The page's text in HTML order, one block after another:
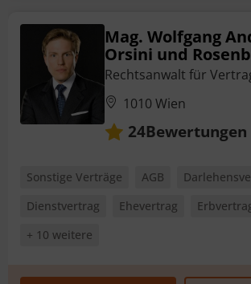
Mag. Wolfgang
Orsini und
Rechtsanwalt für
1010 Wien
24Bewertungen
Sonstige Verträge AGB
Dienstvertrag
Ehevertrag
+ 10 weitere